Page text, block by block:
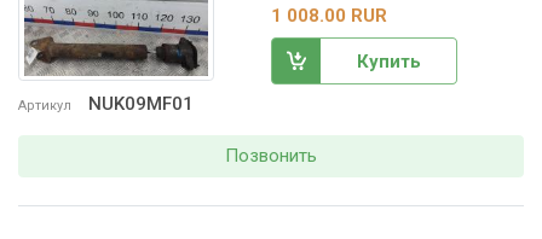
Артикул NUK09MF01
1 008.00 RUR
Купить
Позвонить